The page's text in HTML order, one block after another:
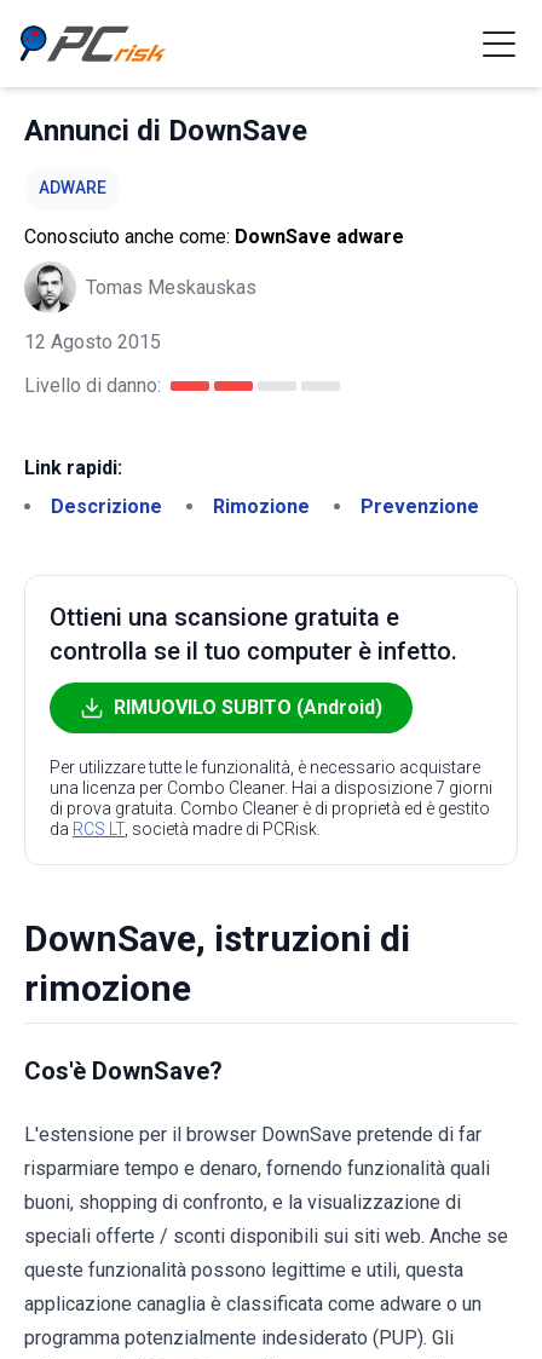
Annunci di DownSave
ADWARE
Conosciuto anche come: DownSave adware
Tomas Meskauskas
12 Agosto 2015
Livello di danno:
Link rapidi:
Descrizione
Rimozione Prevenzione
Ottieni una scansione gratuita e
controlla se il tuo computer è infetto.
RIMUOVILO SUBITO (Android)
Per utilizzare tutte le funzionalità, è necessario acquistare
una licenza per Combo Cleaner. Hai a disposizione 7 giorni
di prova gratuita. Combo Cleaner è di proprietà ed è gestito
da RCS LT, società madre di PCRisk.
DownSave, istruzioni di
rimozione
Cos'è DownSave?
L'estensione per il browser DownSave pretende di far
risparmiare tempo e denaro, fornendo funzionalità quali
buoni, shopping di confronto, e la visualizzazione di
speciali offerte / sconti disponibili sui siti web. Anche se
queste funzionalità possono legittime e utili, questa
applicazione canaglia è classificata come adware o un
programma potenzialmente indesiderato (PUP). Gli